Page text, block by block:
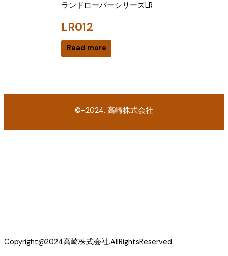
ランドローバーシリーズLR
LR012
Read more
©+2024. 高崎株式会社
Copyright@2024高崎株式会社.AllRightsReserved.